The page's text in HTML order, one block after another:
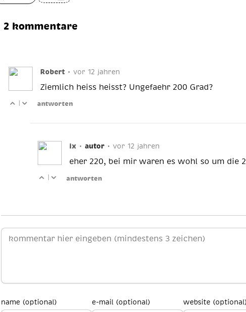
2 kommentare
name (optional) e-mail (optional) website (optional)
Robert • vor 12 jahren
Ziemlich heiss heisst? Ungefaehr 200 Grad?
| antworten
ix • autor • vor 12 jahren
eher 220, bei mir waren es wohl so um die
| antworten